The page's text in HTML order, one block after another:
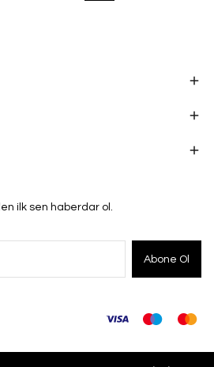
ilk sen haberdar ol.
Abone Ol